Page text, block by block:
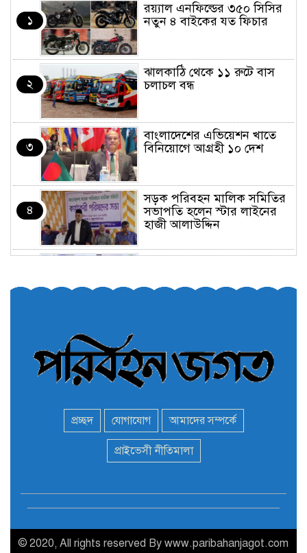
১
র‌য়্যাল এনফিল্ডের ৩৫০ সিসির
নতুন ৪ বাইকের যত ফিচার
২
ঝালকাঠি থেকে ১১ রুটে বাস
চলাচল বন্ধ
৩
বাংলাদেশের এভিয়েশন খাতে
বিনিয়োগে আগ্রহী ১০ দেশ
৪
সড়ক পরিবহন মালিক সমিতির
সভাপতি হলেন স্টার লাইনের
হাজী আলাউদ্দিন
অনির্দিষ্টকালের জন্য বাংলাদেশে
মন্ত্রী এমপিদের দেশত্যাগের
হিড়িক : নিরাপদ আশ্রয়ে
বাস ড্রাইভার নিকোলাস মাদুরো
প্রেসিডেন্ট
প্রচ্ছদ যোগাযোগ আমাদের সম্পর্কে
প্রাইভেসী নীতিমালা
© 2020, All rights reserved By www.paribahanjagot.com